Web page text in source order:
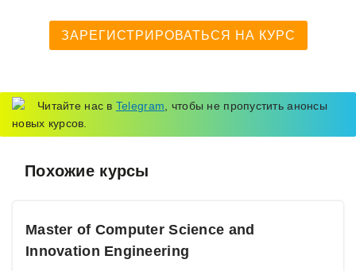
ЗАРЕГИСТРИРОВАТЬСЯ НА КУРС
Читайте нас в Telegram , чтобы не пропустить анонсы
новых курсов.
Похожие курсы
Master of Computer Science and
Innovation Engineering